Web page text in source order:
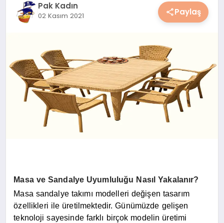
YAŞAM
KIMDIR?
HESAPLAMALAR
Pak Kadın
02 Kasım 2021 Paylaş
Masa ve Sandalye Uyumluluğu Nasıl Yakalanır?
Masa sandalye takımı modelleri değişen tasarım
özellikleri ile üretilmektedir. Günümüzde gelişen
teknoloji sayesinde farklı birçok modelin üretimi